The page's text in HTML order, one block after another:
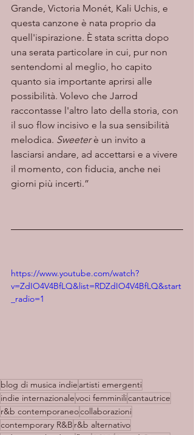
Grande, Victoria Monét, Kali Uchis, e
questa canzone è nata proprio da
quell'ispirazione. È stata scritta dopo
una serata particolare in cui, pur non
sentendomi al meglio, ho capito
quanto sia importante aprirsi alle
possibilità. Volevo che Jarrod
raccontasse l'altro lato della storia, con
il suo flow incisivo e la sua sensibilità
melodica. Sweeter è un invito a
lasciarsi andare, ad accettarsi e a vivere
il momento, con fiducia, anche nei
giorni più incerti.”
https://www.youtube.com/watch?
v=ZdIO4V4BfLQ&list=RDZdIO4V4BfLQ&start
_radio=1
blog di musica indie artisti emergenti
indie internazionalevoci femminilicantautrice
r&b contemporaneocollaborazioni
contemporary R&B r&b alternativo